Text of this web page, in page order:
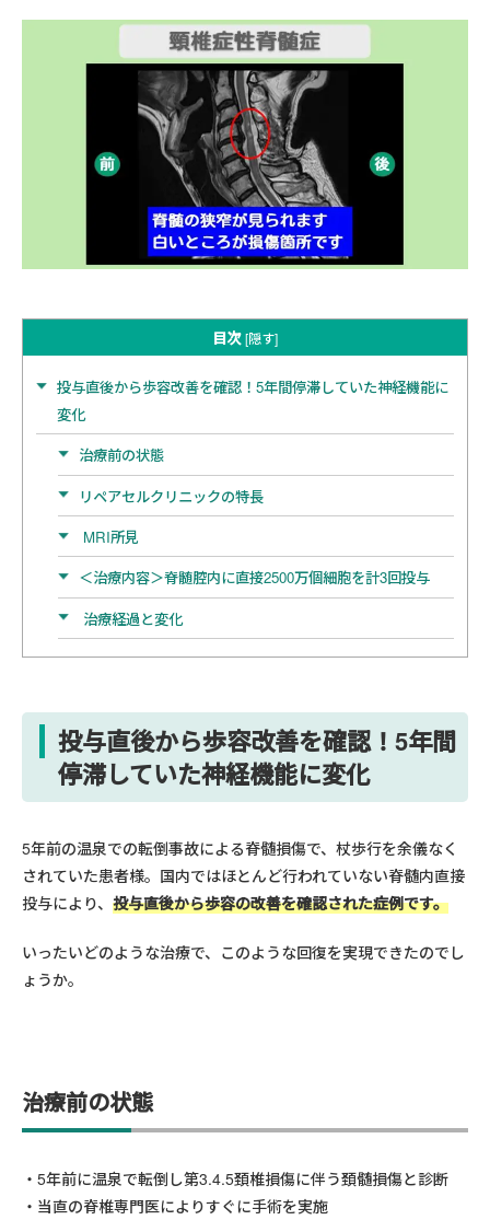
目次 [隠す]
投与直後から歩容改善を確認！5年間停滞していた神経機能に
変化
治療前の状態
リペアセルクリニックの特長
MRI所見
＜治療内容＞脊髄腔内に直接2500万個細胞を計3回投与
治療経過と変化
投与直後から歩容改善を確認！5年間
停滞していた神経機能に変化
5年前の温泉での転倒事故による脊髄損傷で、杖歩行を余儀なく
されていた患者様。国内ではほとんど行われていない脊髄内直接
投与により、 投与直後から歩容の改善を確認された症例です。
いったいどのような治療で、このような回復を実現できたのでし
ょうか。
治療前の状態
5年前に温泉で転倒し第3.4.5頚椎損傷に伴う頚髄損傷と診断
当直の脊椎専門医によりすぐに手術を実施